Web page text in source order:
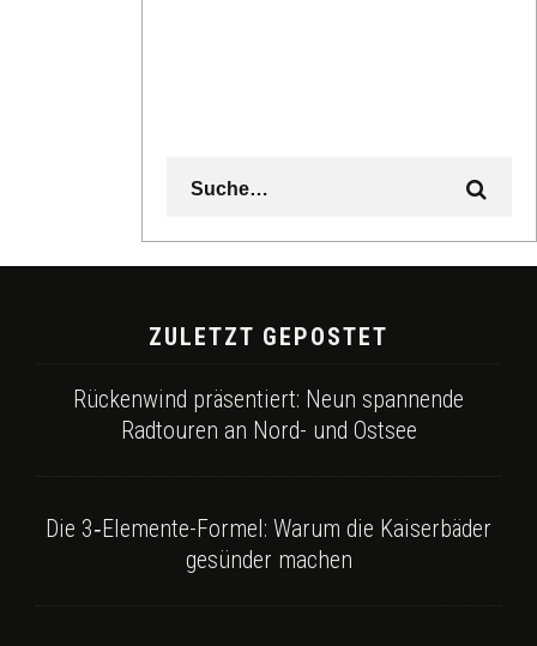
ZULETZT GEPOSTET
Rückenwind präsentiert: Neun spannende
Radtouren an Nord- und Ostsee
Die 3‑Elemente-Formel: Warum die Kaiserbäder
gesünder machen